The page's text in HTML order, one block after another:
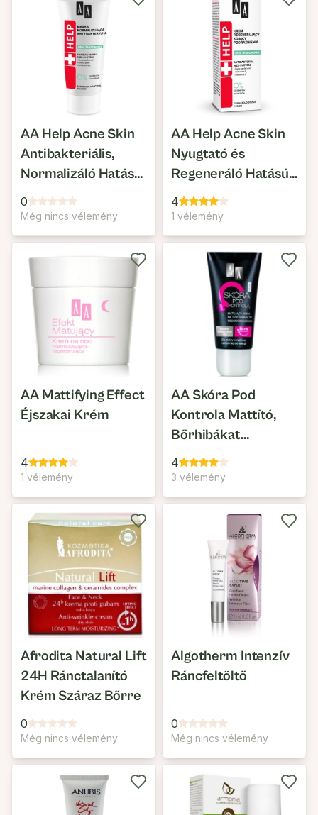
AA Help Acne Skin
Antibakteriális,
Normalizáló Hatású
Arcpakolás
0
Még nincs vélemény
AA Help Acne Skin
Nyugtató és
Regeneráló Hatású
Éjszakai Arckrém
4
1 vélemény
AA Mattifying Effect
Éjszakai Krém
4
1 vélemény
AA Skóra Pod
Kontrola Mattító,
Bőrhibákat
Eltüntető Nappali
Arckrém
4
3 vélemény
Afrodita Natural Lift
24H Ránctalanító
Krém Száraz Bőrre
0
Még nincs vélemény
Algotherm Intenzív
Ráncfeltöltő
0
Még nincs vélemény